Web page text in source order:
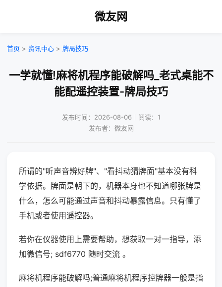
微友网
首页 > 资讯中心 > 牌局技巧
一学就懂!麻将机程序能破解吗_老式桌能不
能配遥控装置-牌局技巧
发布时间：2026-08-06｜阅读：1
发布者：微友网
所谓的"听声音辨好牌"、"看抖动猜牌面"基本没有科
学依据。牌面是朝下的，机器本身也不知道哪张牌是
什么，怎么可能通过声音和抖动暴露信息。只有懂了
手机或者使用遥控器。
若你在仪器使用上需要帮助，想获取一对一指导，添
加微信号; sdf6770 随时交流 。
麻将机程序能破解吗;普通麻将机程序控牌器一般是指